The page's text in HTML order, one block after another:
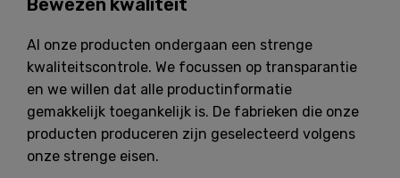
Al onze producten ondergaan een strenge
kwaliteitscontrole. We focussen op transparantie
en we willen dat alle productinformatie
gemakkelijk toegankelijk is. De fabrieken die onze
producten produceren zijn geselecteerd volgens
onze strenge eisen.